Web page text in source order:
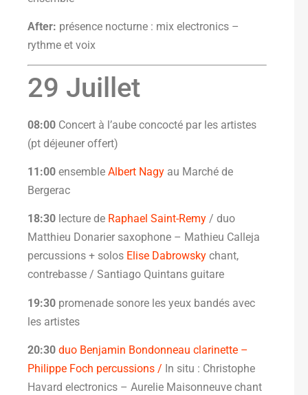
After: présence nocturne : mix electronics –
rythme et voix
29 Juillet
08:00 Concert à l’aube concocté par les artistes
(pt déjeuner offert)
11:00 ensemble Albert Nagy au Marché de
Bergerac
18:30 lecture de Raphael Saint-Remy / duo
Matthieu Donarier saxophone – Mathieu Calleja
percussions + solos Elise Dabrowsky chant,
contrebasse / Santiago Quintans guitare
19:30 promenade sonore les yeux bandés avec
les artistes
20:30 duo Benjamin Bondonneau clarinette –
Philippe Foch percussions / In situ : Christophe
Havard electronics – Aurelie Maisonneuve chant